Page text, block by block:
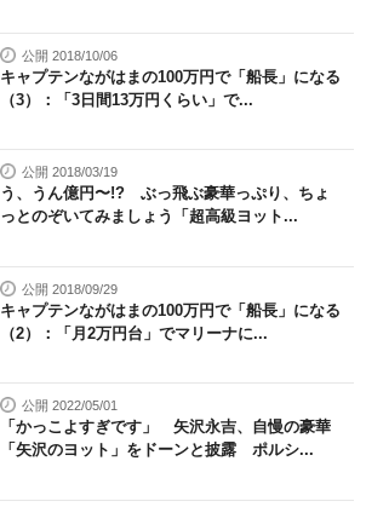
公開 2018/10/06
キャプテンながはまの100万円で「船長」になる
（3）：「3日間13万円くらい」で...
公開 2018/03/19
う、うん億円〜!? ぶっ飛ぶ豪華っぷり、ちょ
っとのぞいてみましょう「超高級ヨット...
公開 2018/09/29
キャプテンながはまの100万円で「船長」になる
（2）：「月2万円台」でマリーナに...
公開 2022/05/01
「かっこよすぎです」 矢沢永吉、自慢の豪華
「矢沢のヨット」をドーンと披露 ポルシ...